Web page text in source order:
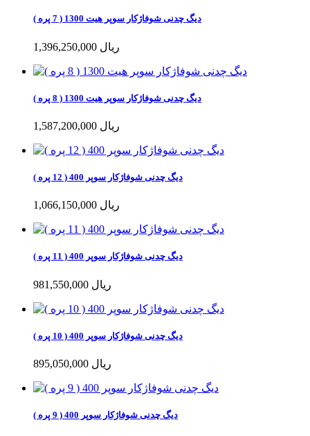
دیگ چدنی شوفاژکار سوپر هیت 1300 ( 7 پره )
1,396,250,000 ریال
دیگ چدنی شوفاژکار سوپر هیت 1300 ( 8 پره )
1,587,200,000 ریال
دیگ چدنی شوفاژکار سوپر 400 ( 12 پره )
1,066,150,000 ریال
دیگ چدنی شوفاژکار سوپر 400 ( 11 پره )
981,550,000 ریال
دیگ چدنی شوفاژکار سوپر 400 ( 10 پره )
895,050,000 ریال
دیگ چدنی شوفاژکار سوپر 400 ( 9 پره )